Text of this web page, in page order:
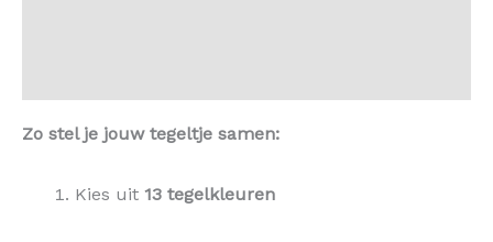
Zo stel je jouw tegeltje samen:
Kies uit 13 tegelkleuren